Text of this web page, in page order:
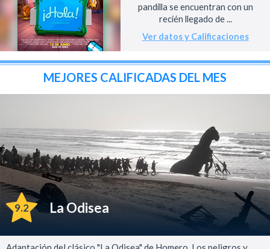
pandilla se encuentran con un
recién llegado de ...
Ver datos y Calificaciones
MEJORES CALIFICADAS DEL MES
9.2 La Odisea